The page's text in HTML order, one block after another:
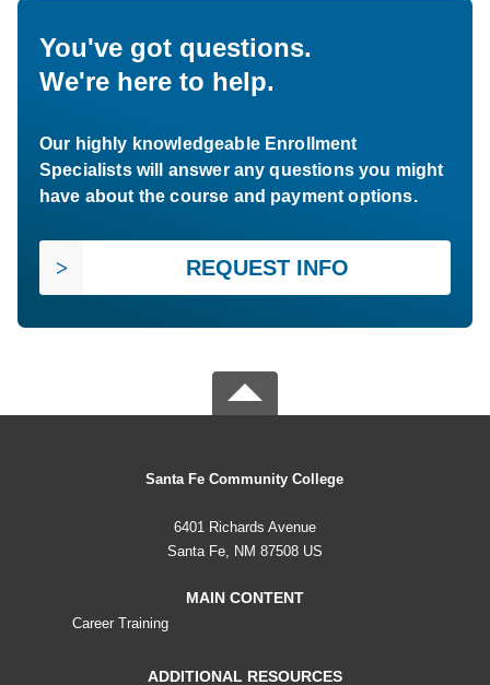
You've got questions.
We're here to help.
Our highly knowledgeable Enrollment
Specialists will answer any questions you might
have about the course and payment options.
REQUEST INFO
Santa Fe Community College
6401 Richards Avenue
Santa Fe, NM 87508 US
MAIN CONTENT
Career Training
ADDITIONAL RESOURCES